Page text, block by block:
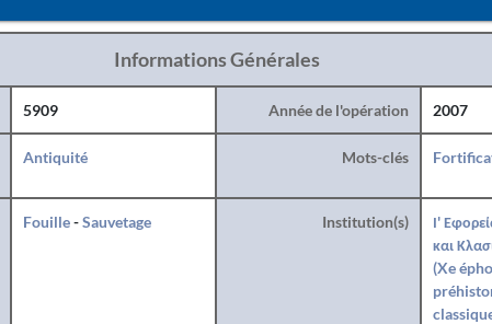
Informations Générales
5909 Année de l'opération 2007
Antiquité Mots-clés
Fouille-Sauvetage Institution(s)
Ι'
και
(Xe